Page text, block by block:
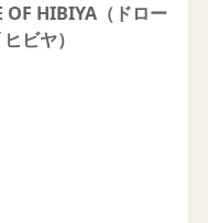
OF HIBIYA（ドロー
ビヤ）